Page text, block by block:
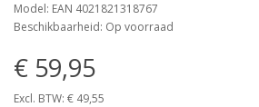
Model: EAN 4021821318767
Beschikbaarheid: Op voorraad
€ 59,95
Excl. BTW: € 49,55